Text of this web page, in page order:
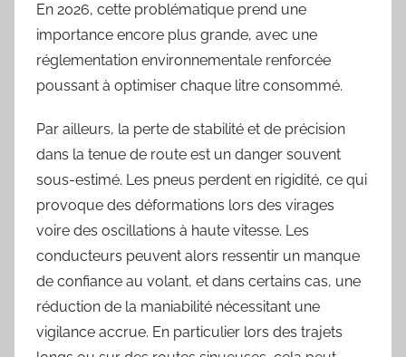
En 2026, cette problématique prend une
importance encore plus grande, avec une
réglementation environnementale renforcée
poussant à optimiser chaque litre consommé.
Par ailleurs, la perte de stabilité et de précision
dans la tenue de route est un danger souvent
sous-estimé. Les pneus perdent en rigidité, ce qui
provoque des déformations lors des virages
voire des oscillations à haute vitesse. Les
conducteurs peuvent alors ressentir un manque
de confiance au volant, et dans certains cas, une
réduction de la maniabilité nécessitant une
vigilance accrue. En particulier lors des trajets